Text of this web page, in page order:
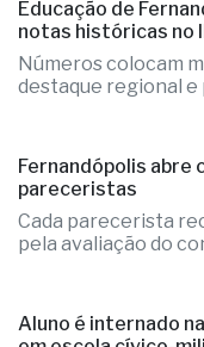
Educação de
notas históricas no
Números colocam
destaque regional
Fernandópolis abre
pareceristas
Cada parecerista
pela avaliação do
Aluno é internado